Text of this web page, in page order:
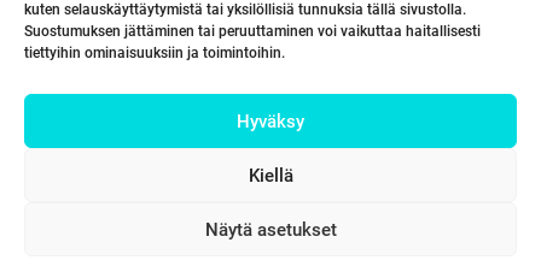
kuten selauskäyttäytymistä tai yksilöllisiä tunnuksia tällä sivustolla.
Suostumuksen jättäminen tai peruuttaminen voi vaikuttaa haitallisesti
tiettyihin ominaisuuksiin ja toimintoihin.
Hyväksy
Kiellä
Näytä asetukset